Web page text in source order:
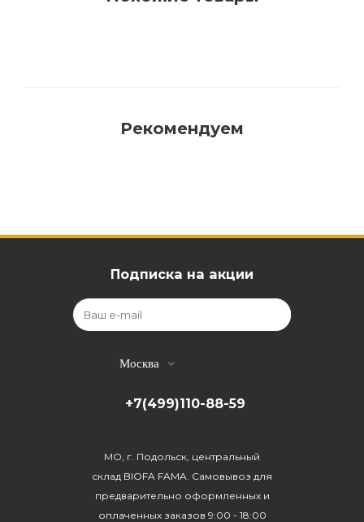
Рекомендуем
Подписка на акции
Москва
+7(499)110-88-59
МО, г. Подольск, центральный
склад BIOFA FAMA. Самовывоз для
предварительно оформленных и
оплаченных заказов 9:00 - 18:00